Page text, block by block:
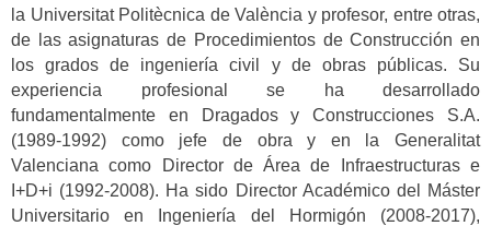
la Universitat Politècnica de València y profesor, entre otras,
de las asignaturas de Procedimientos de Construcción en
los grados de ingeniería civil y de obras públicas. Su
experiencia profesional se ha desarrollado
fundamentalmente en Dragados y Construcciones S.A.
(1989-1992) como jefe de obra y en la Generalitat
Valenciana como Director de Área de Infraestructuras e
I+D+i (1992-2008). Ha sido Director Académico del Máster
Universitario en Ingeniería del Hormigón (2008-2017),